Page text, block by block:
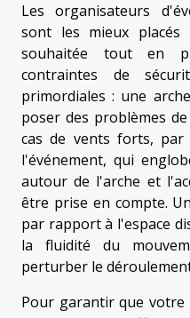
Les organisateurs
sont les mieux
souhaitée tout en
contraintes de
primordiales : une
poser des problèmes
cas de vents forts, par
l'événement, qui
autour de l'arche et
être prise en compte.
par rapport à l'espace
la fluidité du
perturber le
Pour garantir que votre